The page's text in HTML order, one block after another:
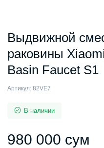
Выдвижной
раковины
Basin Faucet S1
Артикул: 82VE7
В наличии
980 000 сум